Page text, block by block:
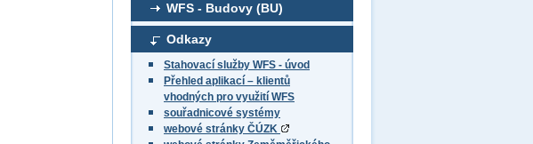
WFS - Budovy (BU)
Odkazy
Stahovací služby WFS - úvod
Přehled aplikací – klientů
vhodných pro využití WFS
souřadnicové systémy
webové stránky ČÚZK